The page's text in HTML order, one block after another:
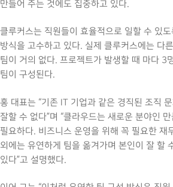
만들어 주는 것에도 집중하고 있다.
클루커스는 직원들이 효율적으로 일할 수 있
방식을 고수하고 있다. 실제 클루커스에는 다
팀이 거의 없다. 프로젝트가 발생할 때 마다 3
팀이 구성된다.
홍 대표는 “기존 IT 기업과 같은 경직된 조직
잘할 수 없다”며 “클라우드는 새로운 분야인 만
필요하다. 비즈니스 운영을 위해 꼭 필요한 재
외에는 유연하게 팀을 옮겨가며 본인이 잘 할
있다”고 설명했다.